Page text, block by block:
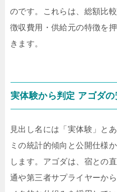
のです。これらは、総額比
徴収費用・供給元の特徴を
きます。
実体験から判定 アゴダ
見出し名には「実体験」と
ミの統計的傾向と公開仕様
します。アゴダは、宿との
通や第三者サプライヤーか